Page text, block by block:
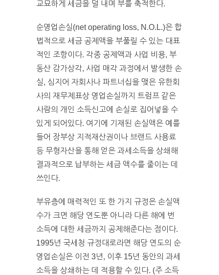
교묘하게 세금을 덜 내며 부를 축적한다.
순영업손실(net operating loss, N.O.L.)은 합
법적으로 세금 공제액을 부풀릴 수 있는 대표
적인 조항이다. 각종 공제액과 사업 비용, 부
동산 감가상각, 사업 매각 과정에서 발생한 손
실, 심지어 자회사나 파트너십을 맺은 유한회
사의 재무제표상 영업손실까지 트럼프 같은
사람의 개인 소득신고에 손실로 집어넣을 수
있게 되어있다. 여기에 기재된 손실액은 예를
들어 장부상 지적재산권이나 브랜드 사용료
등 무형자산을 통해 얻은 과세소득을 상쇄해
결과적으로 납부하는 세금 액수를 줄이는 데
쓰인다.
부유층에 매력적인 또 한 가지 규정은 손실액
수가 크면 해당 연도뿐 아니라 다른 해에 번
소득에 대한 세금까지 공제해준다는 점이다.
1995년 국세청 규정대로라면 해당 연도의 순
영업손실은 이전 3년, 이후 15년 동안의 과세
소득을 상쇄하는 데 적용할 수 있다. (주 소득